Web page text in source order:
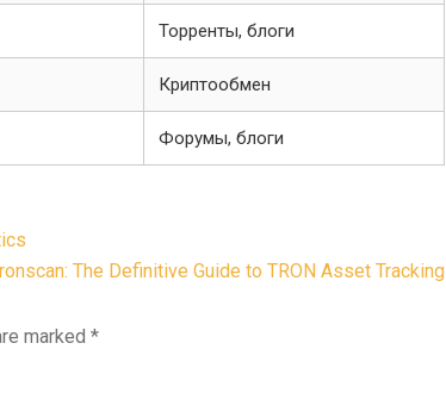
Торренты, блоги
Криптообмен
Форумы, блоги
The Definitive Guide to TRON Asset Tracking
marked *